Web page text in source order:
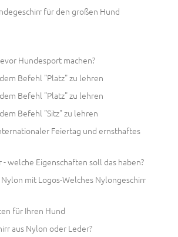
für den großen Hund
Hundesport machen?
Befehl "Platz" zu lehren
Befehl "Platz" zu lehren
Befehl "Sitz" zu lehren
Feiertag und ernsthaftes
- welche Eigenschaften soll das haben?
mit Logos-Welches Nylongeschirr
für Ihren Hund
aus Nylon oder Leder?